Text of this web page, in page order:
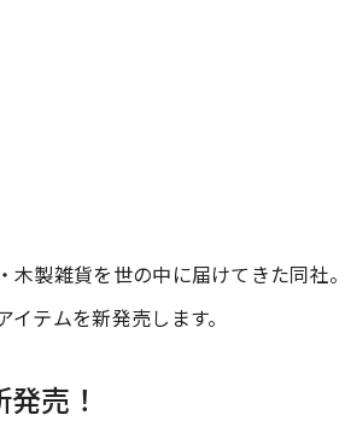
製雑貨を世の中に届けてきた同社。
テムを新発売します。
売！